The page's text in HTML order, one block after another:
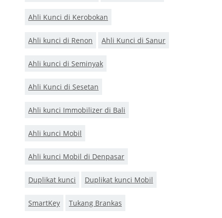
Ahli Kunci di Kerobokan
Ahli kunci di Renon Ahli Kunci di Sanur
Ahli kunci di Seminyak
Ahli Kunci di Sesetan
Ahli kunci Immobilizer di Bali
Ahli kunci Mobil
Ahli kunci Mobil di Denpasar
Duplikat kunci Duplikat kunci Mobil
SmartKey Tukang Brankas